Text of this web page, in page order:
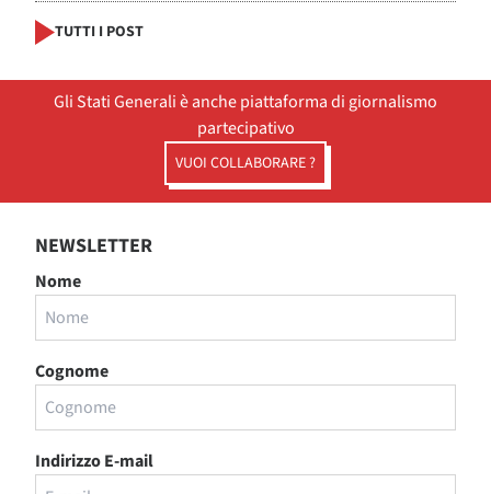
TUTTI I POST
Gli Stati Generali è anche piattaforma di giornalismo
partecipativo
VUOI COLLABORARE ?
NEWSLETTER
Nome
Cognome
Indirizzo E-mail